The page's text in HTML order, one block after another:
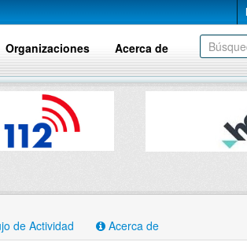
Organizaciones Acerca de
de Actividad Acerca de